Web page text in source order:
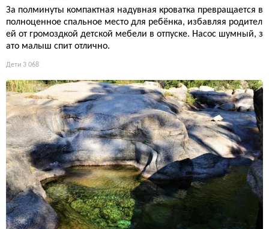
За полминуты компактная надувная кроватка превращается в
полноценное спальное место для ребёнка, избавляя родител
ей от громоздкой детской мебели в отпуске. Насос шумный, з
ато малыш спит отлично.
Дети 3 068